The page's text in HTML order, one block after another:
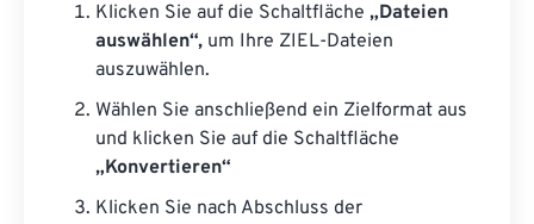
Klicken Sie auf die Schaltfläche „Dateien
auswählen“, um Ihre ZIEL-Dateien
auszuwählen.
Wählen Sie anschließend ein Zielformat aus
und klicken Sie auf die Schaltfläche
„Konvertieren“
Klicken Sie nach Abschluss der